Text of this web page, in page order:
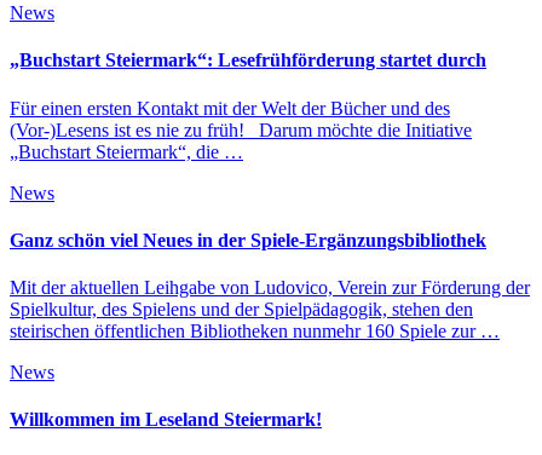
News
„Buchstart Steiermark“: Lesefrühförderung startet durch
Für einen ersten Kontakt mit der Welt der Bücher und des
(Vor-)Lesens ist es nie zu früh! Darum möchte die Initiative
„Buchstart Steiermark“, die …
News
Ganz schön viel Neues in der Spiele-Ergänzungsbibliothek
Mit der aktuellen Leihgabe von Ludovico, Verein zur Förderung der
Spielkultur, des Spielens und der Spielpädagogik, stehen den
steirischen öffentlichen Bibliotheken nunmehr 160 Spiele zur …
News
Willkommen im Leseland Steiermark!